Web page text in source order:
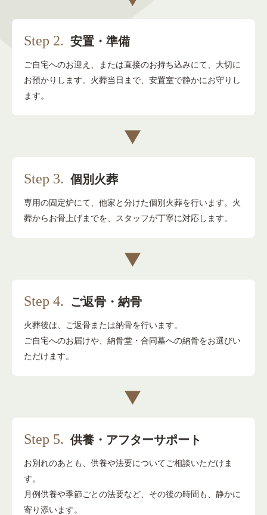
Step 2. 安置・準備
ご自宅へのお迎え、または直接のお持ち込みにて、 大切に
お預かりします。 火葬当日まで、安置室で静かにお守りし
ます。
Step 3. 個別火葬
専用の固定炉にて、 他家と分けた個別火葬を行います。 火
葬からお骨上げまでを、スタッフが丁寧に対応します。
Step 4. ご返骨・納骨
火葬後は、ご返骨または納骨を行います。
ご自宅へのお届けや、 納骨堂・合同墓への納骨をお選びい
ただけます。
Step 5. 供養・アフターサポート
お別れのあとも、供養や法要についてご相談いただけま
す。
月例供養や季節ごとの法要など、 その後の時間も、静かに
寄り添います。